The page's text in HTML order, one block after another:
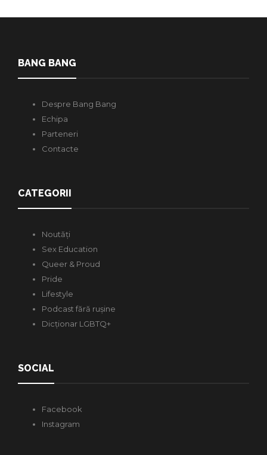
BANG BANG
Despre Bang Bang
Echipa
Parteneri
Contacte
CATEGORII
Noutăți
Sex Education
Queer & Proud
Pride
Lifestyle
Podcast fără rușine
Dicționar LGBTQ+
SOCIAL
Facebook
Instagram